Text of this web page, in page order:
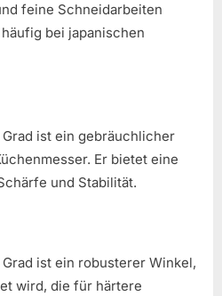
feine Schneidarbeiten
bei japanischen
ist ein gebräuchlicher
Er bietet eine
und Stabilität.
ist ein robusterer Winkel,
wird, die für härtere